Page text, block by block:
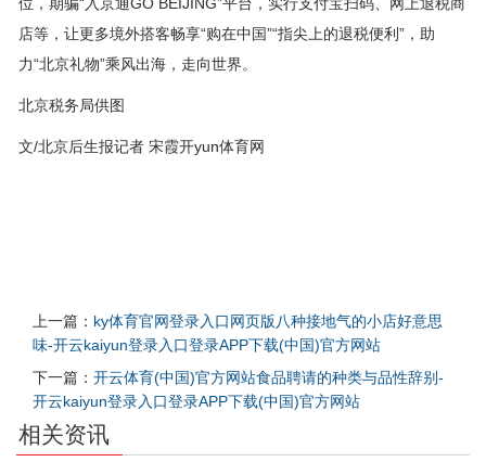
店等，让更多境外搭客畅享“购在中国”“指尖上的退税便利”，助
力“北京礼物”乘风出海，走向世界。
北京税务局供图
文/北京后生报记者 宋霞开yun体育网
上一篇： ky体育官网登录入口网页版八种接地气的小店好意思
味-开云kaiyun登录入口登录APP下载(中国)官方网站
下一篇： 开云体育(中国)官方网站食品聘请的种类与品性辞别-
开云kaiyun登录入口登录APP下载(中国)官方网站
相关资讯